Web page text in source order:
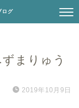
ログ
まりゅう
2019年10月9日